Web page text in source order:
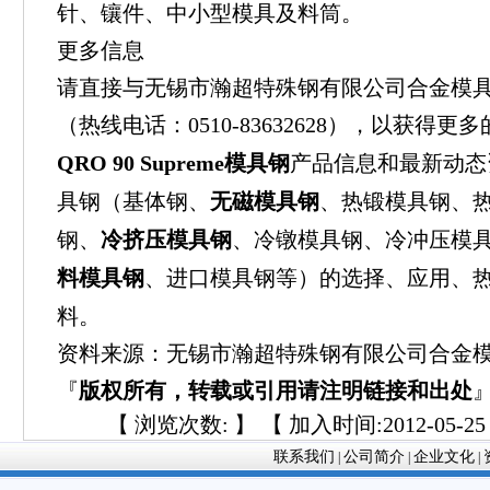
针、镶件、中小型模具及料筒。
更多信息
请直接与无锡市瀚超特殊钢有限公司合金模
（热线电话：0510-83632628），以获得更多
QRO 90 Supreme模具钢产品信息和最新动
具钢（基体钢、 无磁模具钢 、热锻模具钢、
钢、 冷挤压模具钢 、冷镦模具钢、冷冲压模
料模具钢 、进口模具钢等）的选择、应用、
料。
资料来源：无锡市瀚超特殊钢有限公司合金
『版权所有，转载或引用请注明链接和出处
【 浏览次数: 】 【 加入时间:2012-05-
联系我们 公司简介| 企业文化|